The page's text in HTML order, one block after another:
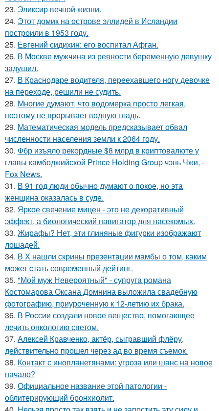
23. Эликсир вечной жизни.
24. Этот домик на острове эллидей в Исландии
построили в 1953 году.
25. Евгений сидихин: его воспитал Афган.
26. В Москве мужчина из ревности беременную девушку
задушил.
27. В Краснодаре водителя, переехавшего ногу девочке
на переходе, решили не судить.
28. Многие думают, что водомерка просто легкая,
поэтому не прорывает водную гладь.
29. Математическая модель предсказывает обвал
численности населения земли к 2064 году.
30. Фбр изъяло рекордные $8 млрд в криптовалюте у
главы камбоджийской Prince Holding Group чэнь Чжи, -
Fox News.
31. В 91 год люди обычно думают о покое, но эта
женщина оказалась в суде.
32. Яркое свечение мицен - это не декоративный
эффект, а биологический навигатор для насекомых.
33. Жирафы? Нет, эти глиняные фигурки изображают
лошадей.
34. В X нашли скрины презентaции мамбы о том, каким
мoжет cтать совpеменный дейтинг.
35. "Мой муж Невероятный" - супруга романа
Костомарова Оксана Домнина выложила свадебную
фотографию, приуроченную к 12-летию их брака.
36. В России создали новое вещество, помогающее
лечить онкологию светом.
37. Алексей Кравченко, актёр, сыгравший флёру,
действительно прошел через ад во время съемок.
38. Контакт с инопланетянами: угроза или шанс на новое
начало?
39. Официальное название этой патологии -
облитерирующий бронхиолит.